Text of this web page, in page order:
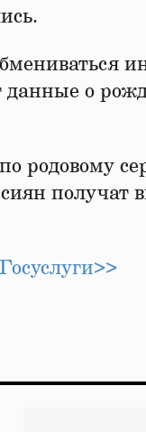
данные о
родовому
получат